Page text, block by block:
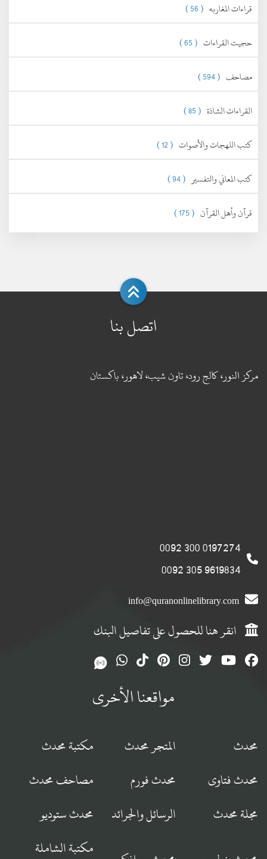
قراءات المغاربه ( 56 )
حجيت القراءات ( 65 )
مصاحف ( 594 )
القراءات الشاذة ( 85 )
كتب اللهجات والأصوات ( 12 )
كتب المعاني والتفسير ( 94 )
قرآن وأهل القرآن ( 175 )
اتصل بنا
مركز النور، كالج رود، تاون شيب، لاهور، باكستان
0197274 300 0092
9619834 305 0092
info@quranonlinelibrary.com
انقر هنا للحصول على تفاصيل البنك
مواقعنا الأخرى
محدث المتجر محدث
مكتبة محدث
محدث فتاوى
محدث فورم
مصاحف محدث
مجلة محدث
الرسائل والجرائد محدث ستوديو
مكتبة الشاملة